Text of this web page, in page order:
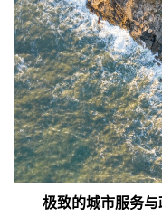
极致的城市服务与